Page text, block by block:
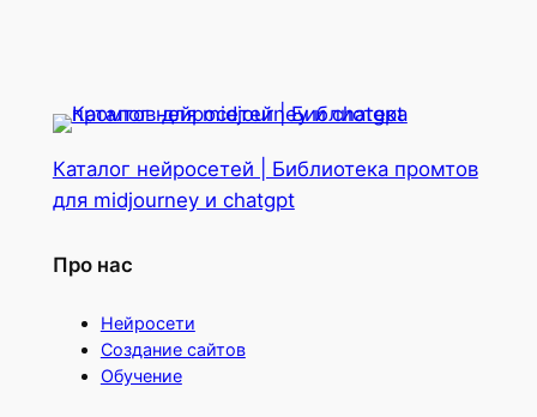
Каталог нейросетей | Библиотека промтов
для midjourney и chatgpt
Про нас
Нейросети
Создание сайтов
Обучение